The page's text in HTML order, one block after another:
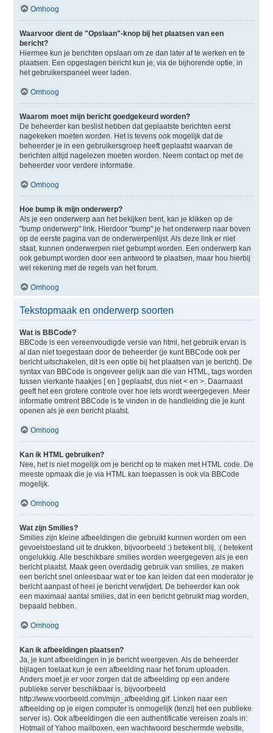
Omhoog
Waarvoor dient de "Opslaan"-knop bij het plaatsen van een
bericht?
Hiermee kun je berichten opslaan om ze dan later af te werken en te
plaatsen. Een opgeslagen bericht kun je, via de bijhorende optie, in
het gebruikerspaneel weer laden.
Omhoog
Waarom moet mijn bericht goedgekeurd worden?
De beheerder kan beslist hebben dat geplaatste berichten eerst
nagekeken moeten worden. Het is tevens ook mogelijk dat de
beheerder je in een gebruikersgroep heeft geplaatst waarvan de
berichten altijd nagelezen moeten worden. Neem contact op met de
beheerder voor verdere informatie.
Omhoog
Hoe bump ik mijn onderwerp?
Als je een onderwerp aan het bekijken bent, kan je klikken op de
"bump onderwerp" link. Hierdoor "bump" je het onderwerp naar boven
op de eerste pagina van de onderwerpenlijst. Als deze link er niet
staat, kunnen onderwerpen niet gebumpt worden. Een onderwerp kan
ook gebumpt worden door een antwoord te plaatsen, maar hou hierbij
wel rekening met de regels van het forum.
Omhoog
Tekstopmaak en onderwerp soorten
Wat is BBCode?
BBCode is een vereenvoudigde versie van html, het gebruik ervan is
al dan niet toegestaan door de beheerder (je kunt BBCode ook per
bericht uitschakelen, dit is een optie bij het plaatsen van je bericht). De
syntax van BBCode is ongeveer gelijk aan die van HTML, tags worden
tussen vierkante haakjes [ en ] geplaatst, dus niet < en >. Daarnaast
geeft het een grotere controle over hoe iets wordt weergegeven. Meer
informatie omtrent BBCode is te vinden in de handleiding die je kunt
openen als je een bericht plaatst.
Omhoog
Kan ik HTML gebruiken?
Nee, het is niet mogelijk om je bericht op te maken met HTML code. De
meeste opmaak die je via HTML kan toepassen is ook via BBCode
mogelijk.
Omhoog
Wat zijn Smilies?
Smilies zijn kleine afbeeldingen die gebruikt kunnen worden om een
gevoelstoestand uit te drukken, bijvoorbeeld :) betekent blij, :( betekent
ongelukkig. Alle beschikbare smilies worden weergegeven als je een
bericht plaatst. Maak geen overdadig gebruik van smilies, ze maken
een bericht snel onleesbaar wat er toe kan leiden dat een moderator je
bericht aanpast of heel je bericht verwijdert. De beheerder kan ook
een maximaal aantal smilies, dat in een bericht gebruikt mag worden,
bepaald hebben.
Omhoog
Kan ik afbeeldingen plaatsen?
Ja, je kunt afbeeldingen in je bericht weergeven. Als de beheerder
bijlagen toelaat kun je een afbeelding naar het forum uploaden.
Anders moet je er voor zorgen dat de afbeelding op een andere
publieke server beschikbaar is, bijvoorbeeld
http://www.voorbeeld.com/mijn_afbeelding.gif. Linken naar een
afbeelding op je eigen computer is onmogelijk (tenzij het een publieke
server is). Ook afbeeldingen die een authentificatie vereisen zoals in:
Hotmail of Yahoo mailboxen, een wachtwoord beschermde website,